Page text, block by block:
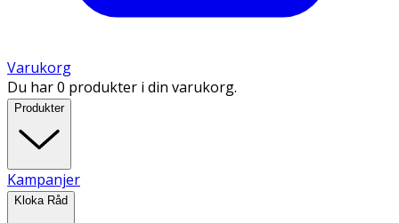
Varukorg
Du har 0 produkter i din varukorg.
Produkter
Kampanjer
Kloka Råd